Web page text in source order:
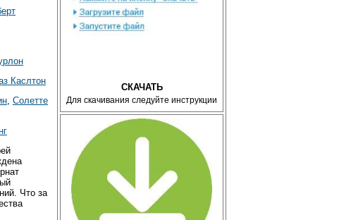
СКАЧАТЬ
Для скачивания следуйте инструкции
Каслтон
Cолетте
Что за